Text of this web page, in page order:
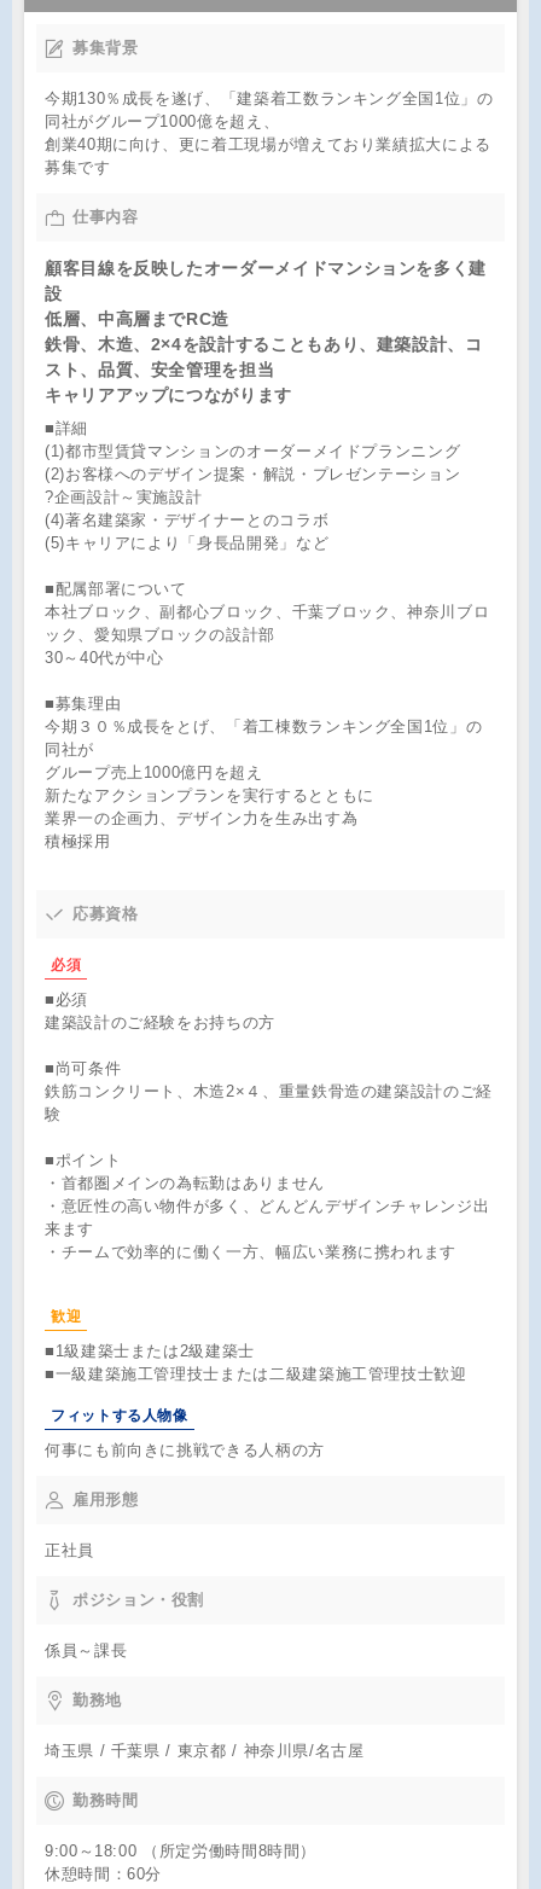
募集背景
今期130％成長を遂げ、「建築着工数ランキング全国1位」の
同社がグループ1000億を超え、
創業40期に向け、更に着工現場が増えており業績拡大による
募集です
仕事内容
顧客目線を反映したオーダーメイドマンションを多く建
設
低層、中高層までRC造
鉄骨、木造、2×4を設計することもあり、建築設計、コ
スト、品質、安全管理を担当
キャリアアップにつながります
■詳細
(1)都市型賃貸マンションのオーダーメイドプランニング
(2)お客様へのデザイン提案・解説・プレゼンテーション
?企画設計～実施設計
(4)著名建築家・デザイナーとのコラボ
(5)キャリアにより「身長品開発」など
■配属部署について
本社ブロック、副都心ブロック、千葉ブロック、神奈川ブロ
ック、愛知県ブロックの設計部
30～40代が中心
■募集理由
今期３０％成長をとげ、「着工棟数ランキング全国1位」の
同社が
グループ売上1000億円を超え
新たなアクションプランを実行するとともに
業界一の企画力、デザイン力を生み出す為
積極採用
応募資格
必須
■必須
建築設計のご経験をお持ちの方
■尚可条件
鉄筋コンクリート、木造2×４、重量鉄骨造の建築設計のご経
験
■ポイント
・首都圏メインの為転勤はありません
・意匠性の高い物件が多く、どんどんデザインチャレンジ出
来ます
・チームで効率的に働く一方、幅広い業務に携われます
歓迎
■1級建築士または2級建築士
■一級建築施工管理技士または二級建築施工管理技士歓迎
フィットする人物像
何事にも前向きに挑戦できる人柄の方
雇用形態
正社員
ポジション・役割
係員～課長
勤務地
埼玉県 / 千葉県 / 東京都 / 神奈川県/名古屋
勤務時間
9:00～18:00 （所定労働時間8時間）
休憩時間：60分